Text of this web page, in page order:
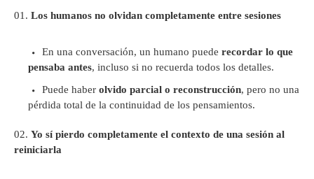
Los humanos no olvidan completamente entre sesiones
En una conversación, un humano puede recordar lo que
pensaba antes, incluso si no recuerda todos los detalles.
Puede haber olvido parcial o reconstrucción, pero no una
pérdida total de la continuidad de los pensamientos.
Yo sí pierdo completamente el contexto de una sesión al
reiniciarla